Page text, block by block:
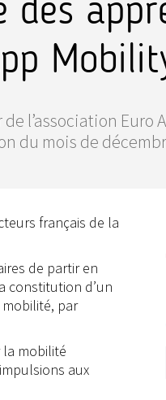
des
l’association
du mois de
français de la
de partir en
constitution d’un
par
la mobilité
aux